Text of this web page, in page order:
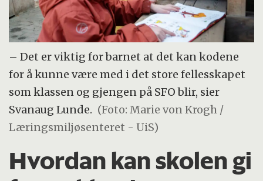
– Det er viktig for barnet at det kan kodene
for å kunne være med i det store fellesskapet
som klassen og gjengen på SFO blir, sier
Svanaug Lunde. (Foto: Marie von Krogh /
Læringsmiljøsenteret - UiS)
Hvordan kan skolen gi